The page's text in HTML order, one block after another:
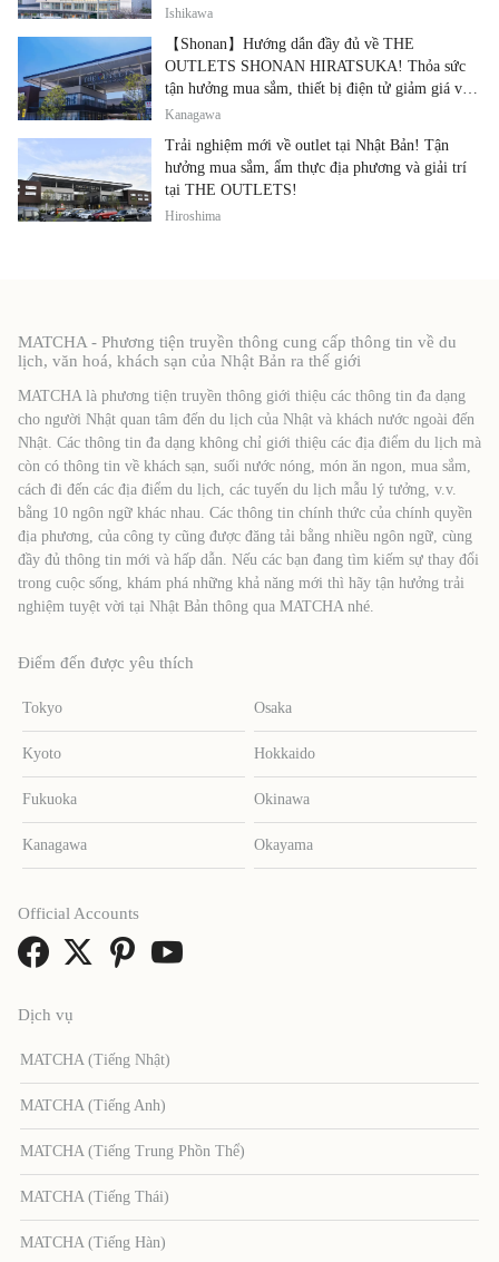
thực địa phương
Ishikawa
【Shonan】Hướng dẫn đầy đủ về THE
OUTLETS SHONAN HIRATSUKA! Thỏa sức
tận hưởng mua sắm, thiết bị điện tử giảm giá và
ẩm thực địa phương tại cùng một địa điểm!
Kanagawa
Trải nghiệm mới về outlet tại Nhật Bản! Tận
hưởng mua sắm, ẩm thực địa phương và giải trí
tại THE OUTLETS!
Hiroshima
MATCHA - Phương tiện truyền thông cung cấp thông tin về du
lịch, văn hoá, khách sạn của Nhật Bản ra thế giới
MATCHA là phương tiện truyền thông giới thiệu các thông tin đa dạng
cho người Nhật quan tâm đến du lịch của Nhật và khách nước ngoài đến
Nhật. Các thông tin đa dạng không chỉ giới thiệu các địa điểm du lịch mà
còn có thông tin về khách sạn, suối nước nóng, món ăn ngon, mua sắm,
cách đi đến các địa điểm du lịch, các tuyến du lịch mẫu lý tưởng, v.v.
bằng 10 ngôn ngữ khác nhau. Các thông tin chính thức của chính quyền
địa phương, của công ty cũng được đăng tải bằng nhiều ngôn ngữ, cùng
đầy đủ thông tin mới và hấp dẫn. Nếu các bạn đang tìm kiếm sự thay đổi
trong cuộc sống, khám phá những khả năng mới thì hãy tận hưởng trải
nghiệm tuyệt vời tại Nhật Bản thông qua MATCHA nhé.
Điểm đến được yêu thích
Tokyo Osaka
Kyoto Hokkaido
Fukuoka Okinawa
Kanagawa Okayama
Dịch vụ
MATCHA (Tiếng Nhật)
MATCHA (Tiếng Anh)
MATCHA (Tiếng Trung Phồn Thể)
MATCHA (Tiếng Thái)
MATCHA (Tiếng Hàn)
Official Accounts